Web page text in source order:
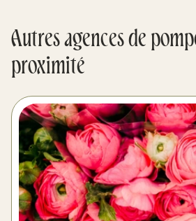
Autres agences de
proximité